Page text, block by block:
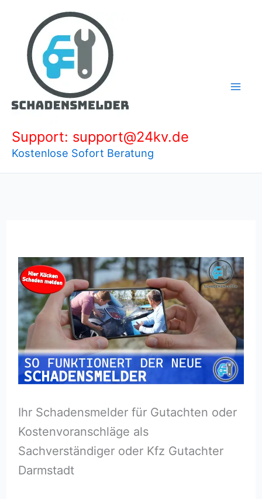
springen
Support: support@24kv.de
Kostenlose Sofort Beratung
Ihr Schadensmelder für Gutachten oder
Kostenvoranschläge als
Sachverständiger oder Kfz Gutachter
Darmstadt